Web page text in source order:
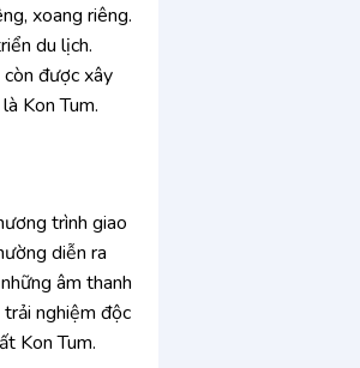
xoang riêng.
du lịch.
được xây
Kon Tum.
trình giao
diễn ra
âm thanh
nghiệm độc
Kon Tum.